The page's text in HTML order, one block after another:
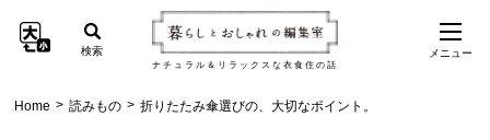
ナチュラル＆リラックスな衣食住の話
検索 メニュー
Home > 読みもの > 折りたたみ傘選びの、大切なポイント。